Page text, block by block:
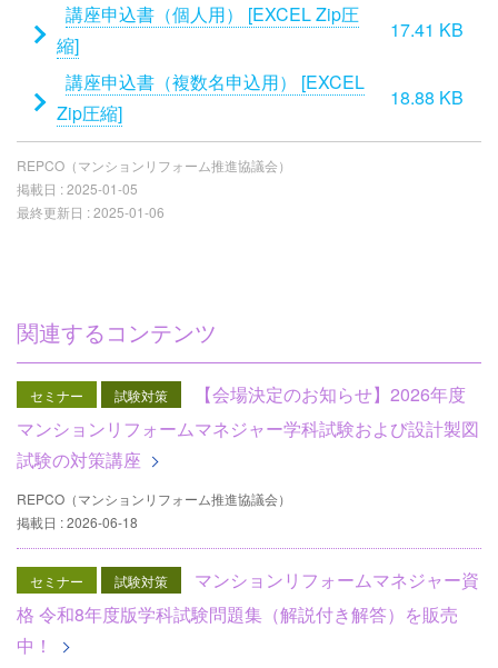
講座申込書（個人用） [EXCEL Zip圧
縮]
17.41 KB
講座申込書（複数名申込用） [EXCEL
Zip圧縮]
18.88 KB
REPCO（マンションリフォーム推進協議会）
掲載日 :2025-01-05
最終更新日 :2025-01-06
関連するコンテンツ
セミナー 試験対策
【会場決定のお知らせ】2026年度
マンションリフォームマネジャー学科試験および設計製図
試験の対策講座
REPCO（マンションリフォーム推進協議会）
掲載日 : 2026-06-18
セミナー 試験対策
マンションリフォームマネジャー資
格 令和8年度版学科試験問題集（解説付き解答）を販売
中！